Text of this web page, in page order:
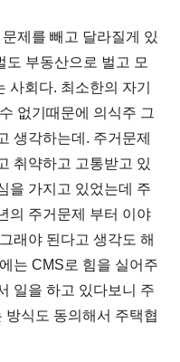
제를 빼고 달라질게 있
도 부동산으로 벌고 모
사회다. 최소한의 자기
없기때문에 의식주 그
생각하는데. 주거문제
취약하고 고통받고 있
을 가지고 있었는데 주
의 주거문제 부터 이야
래야 된다고 생각도 해
는 CMS로 힘을 실어주
일을 하고 있다보니 주
식도 동의해서 주택협